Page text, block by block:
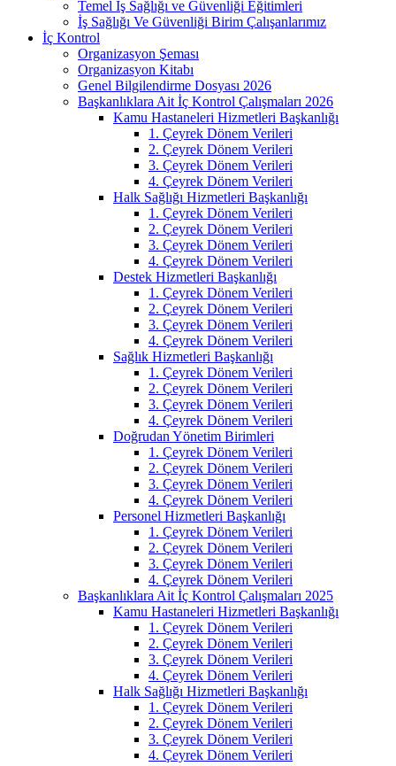
Temel İş Sağlığı ve Güvenliği Eğitimleri
İş Sağlığı Ve Güvenliği Birim Çalışanlarımız
İç Kontrol
Organizasyon Şeması
Organizasyon Kitabı
Genel Bilgilendirme Dosyası 2026
Başkanlıklara Ait İç Kontrol Çalışmaları 2026
Kamu Hastaneleri Hizmetleri Başkanlığı
1. Çeyrek Dönem Verileri
2. Çeyrek Dönem Verileri
3. Çeyrek Dönem Verileri
4. Çeyrek Dönem Verileri
Halk Sağlığı Hizmetleri Başkanlığı
1. Çeyrek Dönem Verileri
2. Çeyrek Dönem Verileri
3. Çeyrek Dönem Verileri
4. Çeyrek Dönem Verileri
Destek Hizmetleri Başkanlığı
1. Çeyrek Dönem Verileri
2. Çeyrek Dönem Verileri
3. Çeyrek Dönem Verileri
4. Çeyrek Dönem Verileri
Sağlık Hizmetleri Başkanlığı
1. Çeyrek Dönem Verileri
2. Çeyrek Dönem Verileri
3. Çeyrek Dönem Verileri
4. Çeyrek Dönem Verileri
Doğrudan Yönetim Birimleri
1. Çeyrek Dönem Verileri
2. Çeyrek Dönem Verileri
3. Çeyrek Dönem Verileri
4. Çeyrek Dönem Verileri
Personel Hizmetleri Başkanlığı
1. Çeyrek Dönem Verileri
2. Çeyrek Dönem Verileri
3. Çeyrek Dönem Verileri
4. Çeyrek Dönem Verileri
Başkanlıklara Ait İç Kontrol Çalışmaları 2025
Kamu Hastaneleri Hizmetleri Başkanlığı
1. Çeyrek Dönem Verileri
2. Çeyrek Dönem Verileri
3. Çeyrek Dönem Verileri
4. Çeyrek Dönem Verileri
Halk Sağlığı Hizmetleri Başkanlığı
1. Çeyrek Dönem Verileri
2. Çeyrek Dönem Verileri
3. Çeyrek Dönem Verileri
4. Çeyrek Dönem Verileri